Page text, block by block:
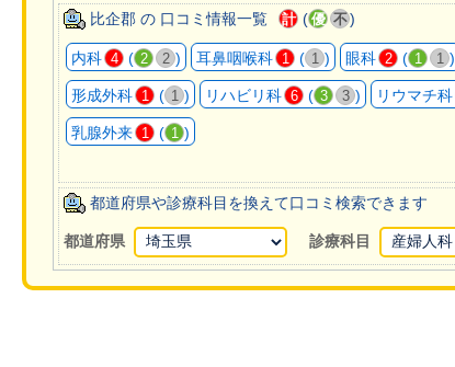
比企郡 の 口コミ情報一覧 計 (優 不)
内科 4 ( 2 2 ) 耳鼻咽喉科 1 ( 1 ) 眼科 2 ( 1 1 )
形成外科 1 ( 1 ) リハビリ科 6 ( 3 3 ) リウマチ科
乳腺外来 1 ( 1 )
都道府県や診療科目を換えて口コミ検索できます
都道府県 診療科目